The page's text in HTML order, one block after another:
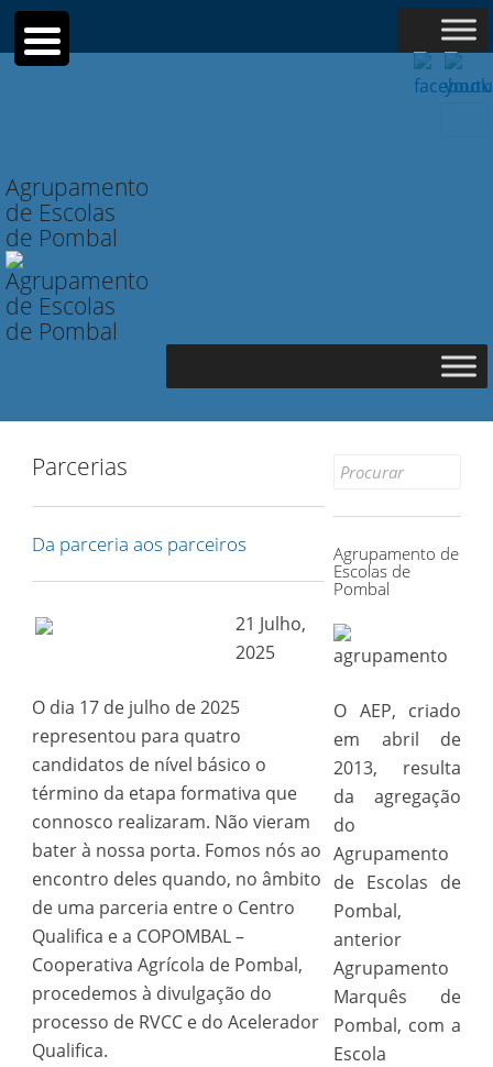
Agrupamento
de Escolas
de Pombal
Parcerias
Da parceria aos parceiros
21 Julho,
2025
O dia 17 de julho de 2025
representou para quatro
candidatos de nível básico o
término da etapa formativa que
connosco realizaram. Não vieram
bater à nossa porta. Fomos nós ao
encontro deles quando, no âmbito
de uma parceria entre o Centro
Qualifica e a COPOMBAL –
Cooperativa Agrícola de Pombal,
procedemos à divulgação do
processo de RVCC e do Acelerador
Qualifica.
Search
Agrupamento de
Escolas de
Pombal
O AEP, criado
em abril de
2013, resulta
da agregação
do
Agrupamento
de Escolas de
Pombal,
anterior
Agrupamento
Marquês de
Pombal, com a
Escola